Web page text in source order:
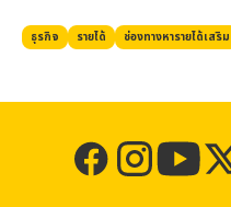
ธุรกิจ รายได้ ช่องทางหารายได้เสริม